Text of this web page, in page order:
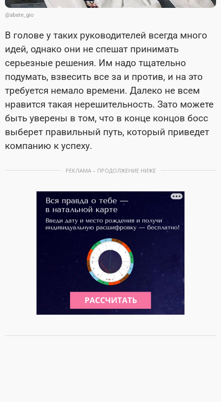
@abate_gio
В голове у таких руководителей всегда много
идей, однако они не спешат принимать
серьезные решения. Им надо тщательно
подумать, взвесить все за и против, и на это
требуется немало времени. Далеко не всем
нравится такая нерешительность. Зато можете
быть уверены в том, что в конце концов босс
выберет правильный путь, который приведет
компанию к успеху.
РЕКЛАМА – ПРОДОЛЖЕНИЕ НИЖЕ